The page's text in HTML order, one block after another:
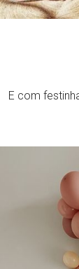
E com